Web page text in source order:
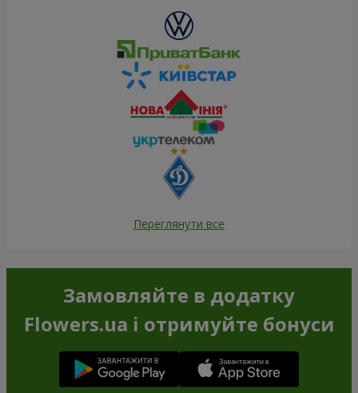
Переглянути все
Замовляйте в додатку
Flowers.ua і отримуйте бонуси